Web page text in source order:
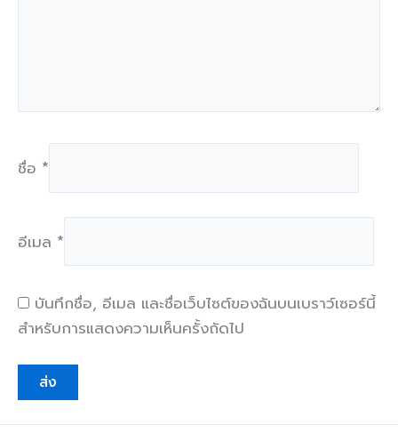
ชื่อ *
อีเมล *
บันทึกชื่อ, อีเมล และชื่อเว็บไซต์ของฉันบนเบราว์เซอร์นี้
สำหรับการแสดงความเห็นครั้งถัดไป